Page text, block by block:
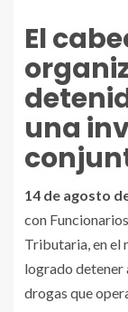
El
una
14 de agosto
con
Tributaria, en el
logrado detener
drogas que